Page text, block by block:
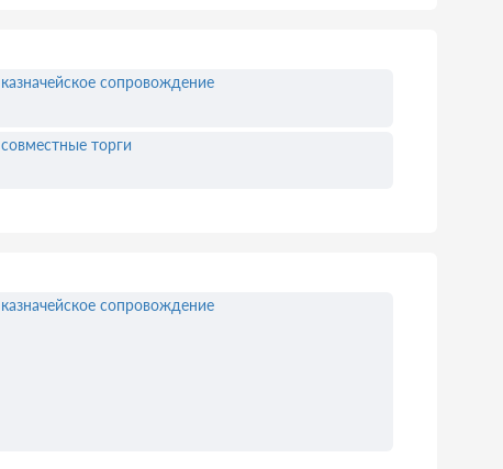
казначейское сопровождение
совместные торги
казначейское сопровождение